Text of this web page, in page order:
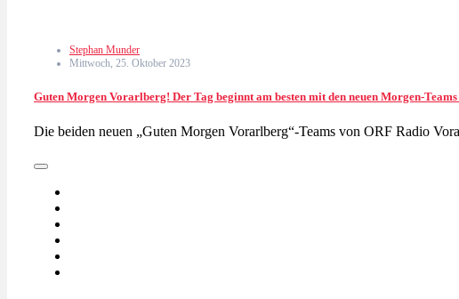
Stephan Munder
Mittwoch, 25. Oktober 2023
Guten Morgen Vorarlberg! Der Tag beginnt am besten mit den neuen Morgen-
Die beiden neuen „Guten Morgen Vorarlberg“-Teams von ORF Radio